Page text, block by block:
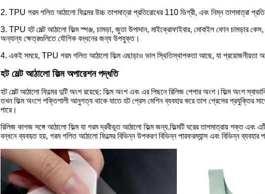
2. TPU গরম গলিত আঠালো ফিল্মের উচ্চ তাপমাত্রা প্রতিরোধের 110 ডিগ্রী, এবং নিম্ন তাপমাত্রা
3. TPU হট মেল্ট আঠালো ফিল্ম স্পঞ্জ, চামড়া, জুতা উপাদান, মাইক্রোফাইবার, মোবাইল ফোন চামড়ার কেস,
অন্যান্য ক্ষেত্রগুলিতে যৌগিক বন্ধনের জন্য উপযুক্ত।
4. একই সময়ে, TPU গরম গলিত আঠালো ফিল্ম এছাড়াও ভাল স্থিতিস্থাপকতা আছে, যা প্রয়োজনীয়তা
হট মেল্ট আঠালো ফিল্ম অপারেশন পদ্ধতি
হট মেল্ট আঠালো ফিল্মের দুটি অংশ রয়েছে: ফিল্ম অংশ এবং এর পিছনে রিলিজ পেপার অংশ।ফিল্ম অংশ
তখন ফিল্ম অংশে শক্তিশালী আনুগত্য থাকে যাতে হট প্রেস মেশিন ব্যবহার করে তাপ প্রেসের প্রযুক্তির
পারে।
রিলিজ কাগজ সঙ্গে আঠালো ফিল্ম যা গরম দ্রবীভূত আঠালো ফিল্ম জন্য.ফিল্মটি ঘরের তাপমাত্রায় শক্ত
বন্ধনে ব্যবহৃত হয়, গরম গলিত আঠালো ফিল্মের বিভিন্ন উপকরণ বিভিন্ন পারফরম্যান্স এবং বিভিন্ন ব্যবহার